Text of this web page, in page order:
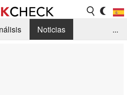
Noticias
...